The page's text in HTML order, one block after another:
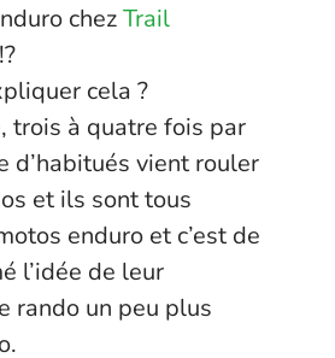
chezTrail
!?
cela ?
trois à quatre fois par
d’habitués vient rouler
et ils sont tous
enduro et c’est de
l’idée de leur
rando un peu plus